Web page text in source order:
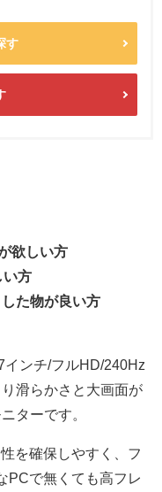
す
欲しい方
い方
た物が良い方
インチ/フルHD/240Hz
滑らかさと大画面が
ターです。
を確保しやすく、フ
PCで無くても高フレ